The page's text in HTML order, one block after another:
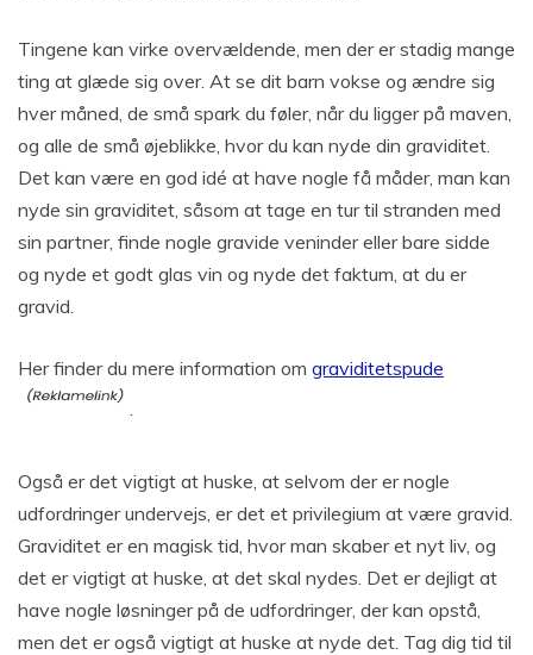
Tingene kan virke overvældende, men der er stadig mange
ting at glæde sig over. At se dit barn vokse og ændre sig
hver måned, de små spark du føler, når du ligger på maven,
og alle de små øjeblikke, hvor du kan nyde din graviditet.
Det kan være en god idé at have nogle få måder, man kan
nyde sin graviditet, såsom at tage en tur til stranden med
sin partner, finde nogle gravide veninder eller bare sidde
og nyde et godt glas vin og nyde det faktum, at du er
gravid.
Her finder du mere information om graviditetspude
Også er det vigtigt at huske, at selvom der er nogle
udfordringer undervejs, er det et privilegium at være gravid.
Graviditet er en magisk tid, hvor man skaber et nyt liv, og
det er vigtigt at huske, at det skal nydes. Det er dejligt at
have nogle løsninger på de udfordringer, der kan opstå,
men det er også vigtigt at huske at nyde det. Tag dig tid til